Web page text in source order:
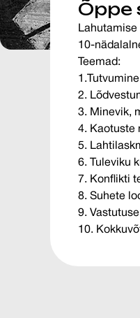
Õppe
Lahutamise
10-
Teemad:
2.
3. Minevik,
4. Kaotuste
5.
6. Tuleviku
7. Konflikti
8. Suhete
9.
10.